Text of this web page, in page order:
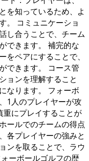
を知っているため、よ
。 コミュニケーショ
し合うことで、チーム
できます。 補完的な
をペアにすることで、
できます。 コース管
ョンを理解すること
なります。 フォーボ
1人のプレイヤーが攻
にプレイすることが
ールでのチームの得点
各プレイヤーの強みと
ンを取ることで、ラウ
ーボールゴルフの歴